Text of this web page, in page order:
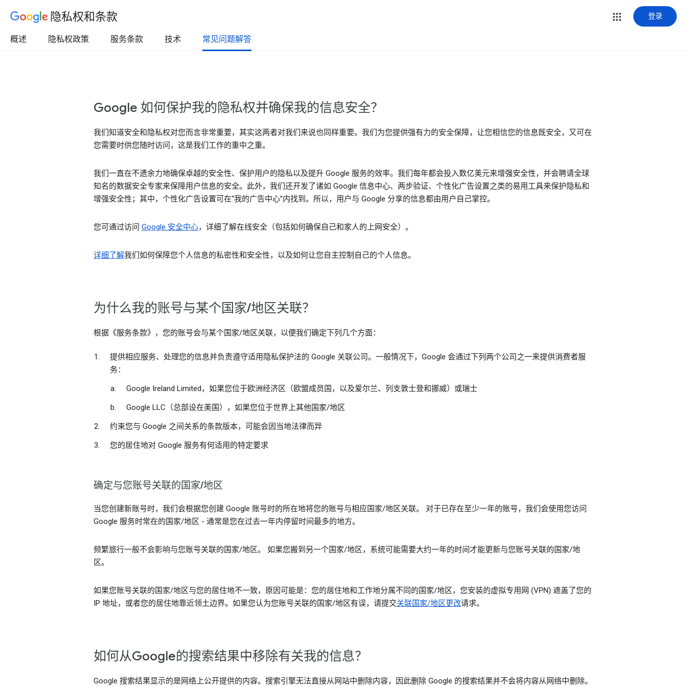
隐私权和条款 登录
概述 隐私权政策 服务条款 技术 常见问题解答
Google 如何保护我的隐私权并确保我的信息安全？
我们知道安全和隐私权对您而言非常重要，其实这两者对我们来说也同样重要。我们为您提供强有力的安全保障，让您相信您的信息既安全，又可在
您需要时供您随时访问，这是我们工作的重中之重。
我们一直在不遗余力地确保卓越的安全性、保护用户的隐私以及提升 Google 服务的效率。我们每年都会投入数亿美元来增强安全性，并会聘请全球
知名的数据安全专家来保障用户信息的安全。此外，我们还开发了诸如 Google 信息中心、两步验证、个性化广告设置之类的易用工具来保护隐私和
增强安全性；其中，个性化广告设置可在“我的广告中心”内找到。所以，用户与 Google 分享的信息都由用户自己掌控。
您可通过访问 Google 安全中心，详细了解在线安全（包括如何确保自己和家人的上网安全）。
详细了解我们如何保障您个人信息的私密性和安全性，以及如何让您自主控制自己的个人信息。
为什么我的账号与某个国家/地区关联？
根据《服务条款》，您的账号会与某个国家/地区关联，以便我们确定下列几个方面：
提供相应服务、处理您的信息并负责遵守适用隐私保护法的 Google 关联公司。一般情况下，Google 会通过下列两个公司之一来提供消费者服
务：
Google Ireland Limited，如果您位于欧洲经济区（欧盟成员国，以及爱尔兰、列支敦士登和挪威）或瑞士
Google LLC（总部设在美国），如果您位于世界上其他国家/地区
约束您与 Google 之间关系的条款版本，可能会因当地法律而异
您的居住地对 Google 服务有何适用的特定要求
确定与您账号关联的国家/地区
当您创建新账号时，我们会根据您创建 Google 账号时的所在地将您的账号与相应国家/地区关联。 对于已存在至少一年的账号，我们会使用您访问
Google 服务时常在的国家/地区 - 通常是您在过去一年内停留时间最多的地方。
频繁旅行一般不会影响与您账号关联的国家/地区。 如果您搬到另一个国家/地区，系统可能需要大约一年的时间才能更新与您账号关联的国家/地
区。
如果您账号关联的国家/地区与您的居住地不一致，原因可能是：您的居住地和工作地分属不同的国家/地区，您安装的虚拟专用网 (VPN) 遮盖了您的
IP 地址，或者您的居住地靠近领土边界。如果您认为您账号关联的国家/地区有误，请提交关联国家/地区更改请求。
如何从Google的搜索结果中移除有关我的信息？
Google 搜索结果显示的是网络上公开提供的内容。搜索引擎无法直接从网站中删除内容，因此删除 Google 的搜索结果并不会将内容从网络中删除。